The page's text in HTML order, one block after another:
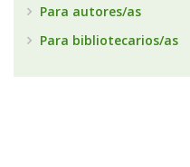
Para autores/as
Para bibliotecarios/as